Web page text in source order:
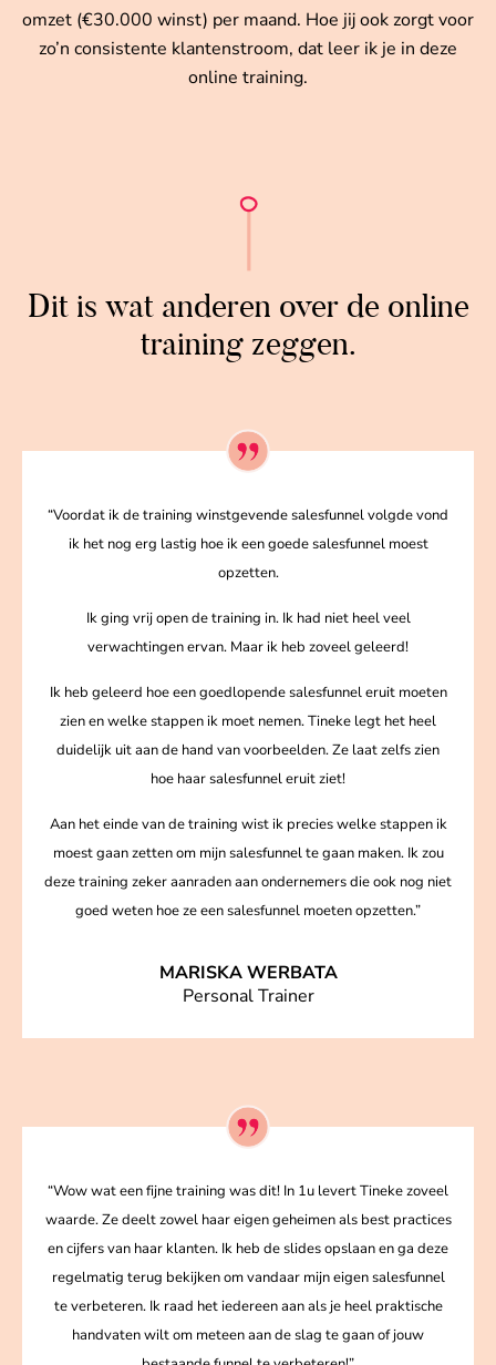
omzet (€30.000 winst) per maand. Hoe jij ook zorgt voor
zo’n consistente klantenstroom, dat leer ik je in deze
online training.
Dit is wat anderen over de online
training zeggen.
“Voordat ik de training winstgevende salesfunnel volgde vond
ik het nog erg lastig hoe ik een goede salesfunnel moest
opzetten.
Ik ging vrij open de training in. Ik had niet heel veel
verwachtingen ervan. Maar ik heb zoveel geleerd!
Ik heb geleerd hoe een goedlopende salesfunnel eruit moeten
zien en welke stappen ik moet nemen. Tineke legt het heel
duidelijk uit aan de hand van voorbeelden. Ze laat zelfs zien
hoe haar salesfunnel eruit ziet!
Aan het einde van de training wist ik precies welke stappen ik
moest gaan zetten om mijn salesfunnel te gaan maken. Ik zou
deze training zeker aanraden aan ondernemers die ook nog niet
goed weten hoe ze een salesfunnel moeten opzetten.”
MARISKA WERBATA
Personal Trainer
“Wow wat een fijne training was dit! In 1u levert Tineke zoveel
waarde. Ze deelt zowel haar eigen geheimen als best practices
en cijfers van haar klanten. Ik heb de slides opslaan en ga deze
regelmatig terug bekijken om vandaar mijn eigen salesfunnel
te verbeteren. Ik raad het iedereen aan als je heel praktische
handvaten wilt om meteen aan de slag te gaan of jouw